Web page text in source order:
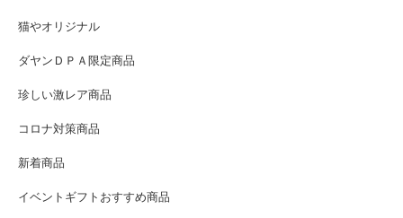
猫やオリジナル
ダヤンＤＰＡ限定商品
珍しい激レア商品
コロナ対策商品
新着商品
イベントギフトおすすめ商品